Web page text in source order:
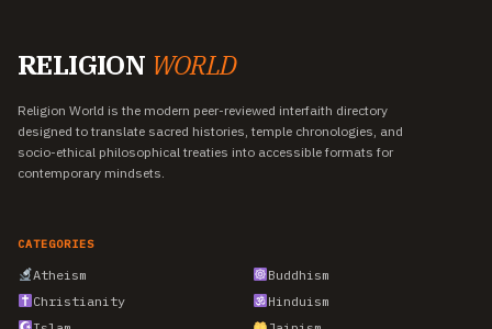
RELIGION WORLD
Religion World is the modern peer-reviewed interfaith directory
designed to translate sacred histories, temple chronologies, and
socio-ethical philosophical treaties into accessible formats for
contemporary mindsets.
CATEGORIES
Atheism
Buddhism
Christianity
Hinduism